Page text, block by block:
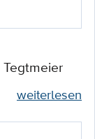
weiterlesen